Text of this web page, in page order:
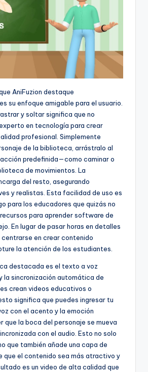
AniFuzion destaque
su enfoque amigable para el usuario.
y soltar significa que no
en tecnología para crear
profesional. Simplemente
de la biblioteca, arrástralo al
predefinida—como caminar o
de movimientos. La
del resto, asegurando
y realistas. Esta facilidad de uso es
para los educadores que quizás no
para aprender software de
En lugar de pasar horas en detalles
en crear contenido
la atención de los estudiantes.
destacada es el texto a voz
la sincronización automática de
crean videos educativos o
significa que puedes ingresar tu
con el acento y la emoción
que la boca del personaje se mueva
con el audio. Esto no solo
que también añade una capa de
que el contenido sea más atractivo y
es un video de alta calidad que